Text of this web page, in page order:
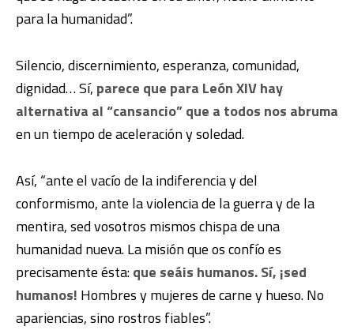
para la humanidad”.
Silencio, discernimiento, esperanza, comunidad,
dignidad… Sí, parece que para León XIV hay
alternativa al “cansancio” que a todos nos abruma
en un tiempo de aceleración y soledad.
Así, “ante el vacío de la indiferencia y del
conformismo, ante la violencia de la guerra y de la
mentira, sed vosotros mismos chispa de una
humanidad nueva. La misión que os confío es
precisamente ésta:que seáis humanos. Sí, ¡sed
humanos! Hombres y mujeres de carne y hueso. No
apariencias, sino rostros fiables”.